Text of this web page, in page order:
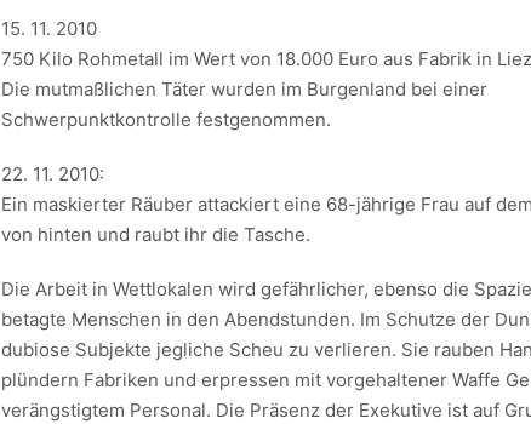
15. 11. 2010
750 Kilo Rohmetall im Wert von 18.000 Euro aus Fabrik in
Die mutmaßlichen Täter wurden im Burgenland bei einer
Schwerpunktkontrolle festgenommen.
22. 11. 2010:
Ein maskierter Räuber attackiert eine 68-jährige Frau auf
von hinten und raubt ihr die Tasche.
Die Arbeit in Wettlokalen wird gefährlicher, ebenso die
betagte Menschen in den Abendstunden. Im Schutze der
dubiose Subjekte jegliche Scheu zu verlieren. Sie rauben
plündern Fabriken und erpressen mit vorgehaltener Waffe
verängstigtem Personal. Die Präsenz der Exekutive ist auf